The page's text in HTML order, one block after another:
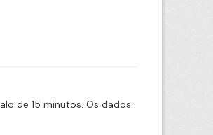
de 15 minutos. Os dados